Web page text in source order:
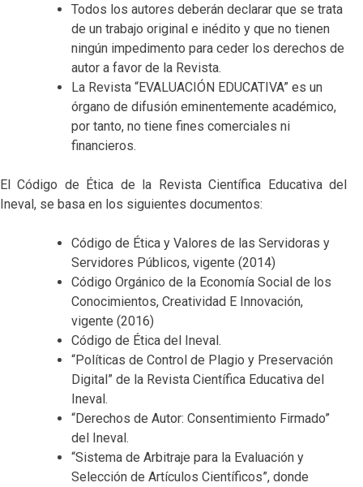
Todos los autores deberán declarar que se trata
de un trabajo original e inédito y que no tienen
ningún impedimento para ceder los derechos de
autor a favor de la Revista.
La Revista “EVALUACIÓN EDUCATIVA” es un
órgano de difusión eminentemente académico,
por tanto, no tiene fines comerciales ni
financieros.
El Código de Ética de la Revista Científica Educativa del
Ineval, se basa en los siguientes documentos:
Código de Ética y Valores de las Servidoras y
Servidores Públicos, vigente (2014)
Código Orgánico de la Economía Social de los
Conocimientos, Creatividad E Innovación,
vigente (2016)
Código de Ética del Ineval.
“Políticas de Control de Plagio y Preservación
Digital” de la Revista Científica Educativa del
Ineval.
“Derechos de Autor: Consentimiento Firmado”
del Ineval.
“Sistema de Arbitraje para la Evaluación y
Selección de Artículos Científicos”, donde